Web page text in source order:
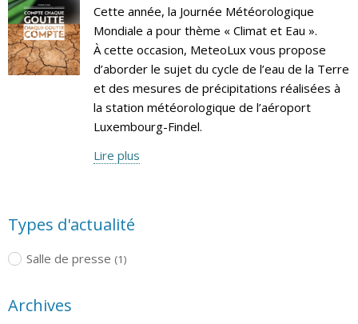
Cette année, la Journée Météorologique
Mondiale a pour thème « Climat et Eau ».
À cette occasion, MeteoLux vous propose
d’aborder le sujet du cycle de l’eau de la Terre
et des mesures de précipitations réalisées à
la station météorologique de l’aéroport
Luxembourg-Findel.
Lire plus
Types d'actualité
Salle de presse (1)
Archives